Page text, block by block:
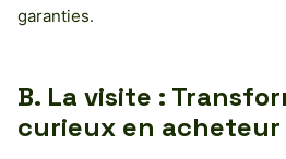
garanties.
B. La visite :
curieux en